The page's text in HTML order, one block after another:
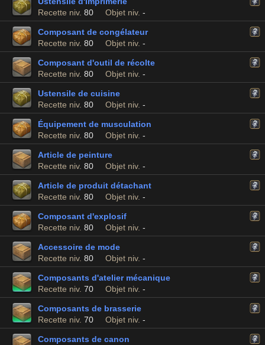
Recette niv. 80 Objet niv. -
Composant de congélateur
Recette niv. 80 Objet niv. -
Composant d'outil de récolte
Recette niv. 80 Objet niv. -
Ustensile de cuisine
Recette niv. 80 Objet niv. -
Équipement de musculation
Recette niv. 80 Objet niv. -
Article de peinture
Recette niv. 80 Objet niv. -
Article de produit détachant
Recette niv. 80 Objet niv. -
Composant d'explosif
Recette niv. 80 Objet niv. -
Accessoire de mode
Recette niv. 80 Objet niv. -
Composants d'atelier mécanique
Recette niv. 70 Objet niv. -
Composants de brasserie
Recette niv. 70 Objet niv. -
Composants de canon